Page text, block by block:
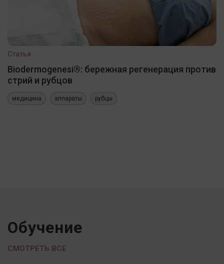
Статья
Biodermogenesi®: бережная регенерация против
стрий и рубцов
медицина аппараты рубцы
Обучение
СМОТРЕТЬ ВСЕ